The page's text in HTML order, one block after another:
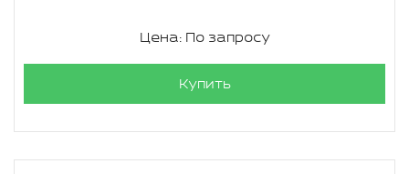
Цена: По запросу
Купить